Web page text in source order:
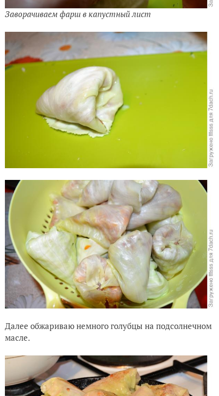
Далее обжариваю немного голубцы на подсолнечном